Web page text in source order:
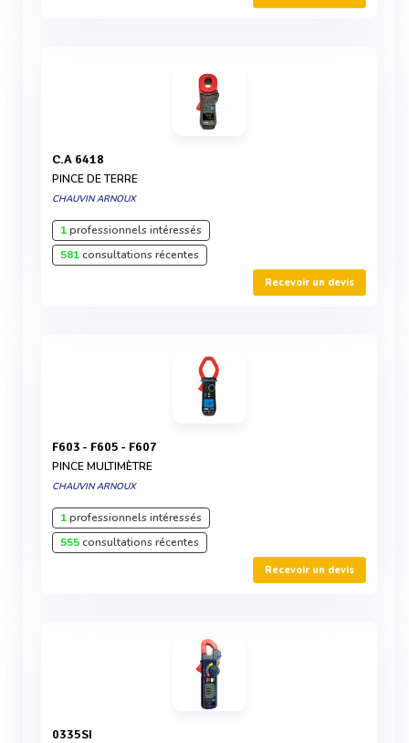
C.A 6418
PINCE DE TERRE
CHAUVIN ARNOUX
1professionnels intéressés
581consultations récentes
Recevoir un devis
F603 - F605 - F607
PINCE MULTIMÈTRE
CHAUVIN ARNOUX
1professionnels intéressés
555consultations récentes
Recevoir un devis
0335SI